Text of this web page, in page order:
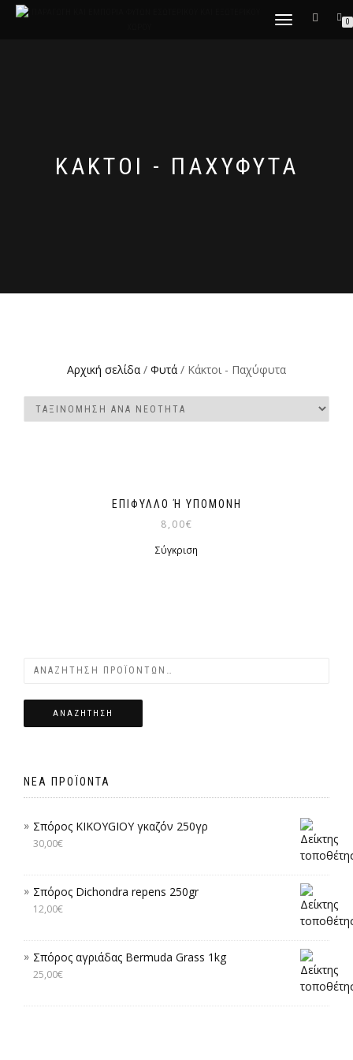
ΕΝΑΛΛΑΓΉ
0
ΚΆΚΤΟΙ - ΠΑΧΎΦΥΤΑ
Αρχική σελίδα / Φυτά / Κάκτοι - Παχύφυτα
ΕΠΊΦΥΛΛΟ Ή ΥΠΟΜΟΝΉ
8,00€
Σύγκριση
ΑΝΑΖΉΤΗΣΗ
ΝΈΑ ΠΡΟΪΌΝΤΑ
Σπόρος KIKOYGIOY γκαζόν 250γρ
30,00€
Σπόρος Dichondra repens 250gr
12,00€
Σπόρος αγριάδας Bermuda Grass 1kg
25,00€